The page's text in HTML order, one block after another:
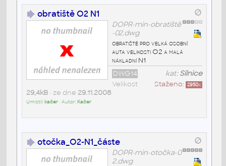
obratiště O2 N1
DOPR-min-obratiště
-02.dwg
obratiště pro velká osobní
auta velikosti O2 a malá
nákladní N1
kat:Silnice
DWG14
Staženo: 2950x
Velikost
29,4kB• ze dne 29.11.2008
Umístil: kačer• Autor: Kačer
otočka_O2-N1_částe
DOPR-min-otočka-0
2.dwg